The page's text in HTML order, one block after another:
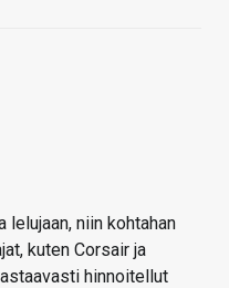
niin kohtahan
kuten Corsair ja
hinnoitellut